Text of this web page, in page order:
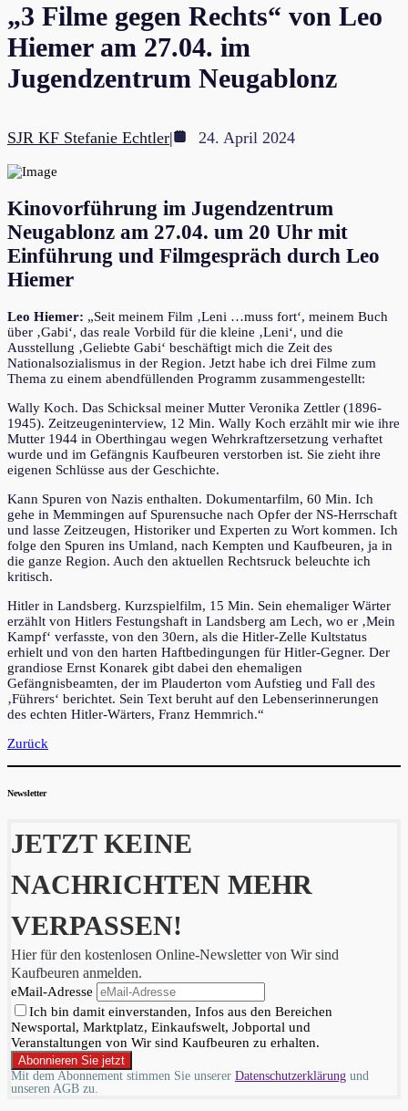
„3 Filme gegen Rechts“ von Leo
Hiemer am 27.04. im
Jugendzentrum Neugablonz
SJR KF Stefanie Echtler| 24. April 2024
Kinovorführung im Jugendzentrum
Neugablonz am 27.04. um 20 Uhr mit
Einführung und Filmgespräch durch Leo
Hiemer
Leo Hiemer: „Seit meinem Film ‚Leni …muss fort‘, meinem Buch
über ‚Gabi‘, das reale Vorbild für die kleine ‚Leni‘, und die
Ausstellung ‚Geliebte Gabi‘ beschäftigt mich die Zeit des
Nationalsozialismus in der Region. Jetzt habe ich drei Filme zum
Thema zu einem abendfüllenden Programm zusammengestellt:
Wally Koch. Das Schicksal meiner Mutter Veronika Zettler (1896-
1945). Zeitzeugeninterview, 12 Min. Wally Koch erzählt mir wie ihre
Mutter 1944 in Oberthingau wegen Wehrkraftzersetzung verhaftet
wurde und im Gefängnis Kaufbeuren verstorben ist. Sie zieht ihre
eigenen Schlüsse aus der Geschichte.
Kann Spuren von Nazis enthalten. Dokumentarfilm, 60 Min. Ich
gehe in Memmingen auf Spurensuche nach Opfer der NS-Herrschaft
und lasse Zeitzeugen, Historiker und Experten zu Wort kommen. Ich
folge den Spuren ins Umland, nach Kempten und Kaufbeuren, ja in
die ganze Region. Auch den aktuellen Rechtsruck beleuchte ich
kritisch.
Hitler in Landsberg. Kurzspielfilm, 15 Min. Sein ehemaliger Wärter
erzählt von Hitlers Festungshaft in Landsberg am Lech, wo er ‚Mein
Kampf‘ verfasste, von den 30ern, als die Hitler-Zelle Kultstatus
erhielt und von den harten Haftbedingungen für Hitler-Gegner. Der
grandiose Ernst Konarek gibt dabei den ehemaligen
Gefängnisbeamten, der im Plauderton vom Aufstieg und Fall des
‚Führers‘ berichtet. Sein Text beruht auf den Lebenserinnerungen
des echten Hitler-Wärters, Franz Hemmrich.“
Zurück
Newsletter
JETZT KEINE
NACHRICHTEN MEHR
VERPASSEN!
Hier für den kostenlosen Online-Newsletter von Wir sind
Kaufbeuren anmelden.
eMail-Adresse
Ich bin damit einverstanden, Infos aus den Bereichen
Newsportal, Marktplatz, Einkaufswelt, Jobportal und
Veranstaltungen von Wir sind Kaufbeuren zu erhalten.
Mit dem Abonnement stimmen Sie unserer Datenschutzerklärung und
unseren AGB zu.